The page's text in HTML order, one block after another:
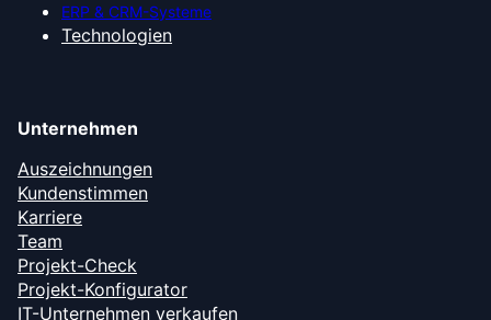
ERP & CRM-Systeme
Technologien
Unternehmen
Auszeichnungen
Kundenstimmen
Karriere
Team
Projekt-Check
Projekt-Konfigurator
IT-Unternehmen verkaufen